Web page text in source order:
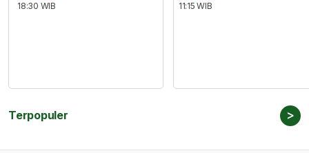
18:30 WIB
11:15 WIB
Terpopuler >